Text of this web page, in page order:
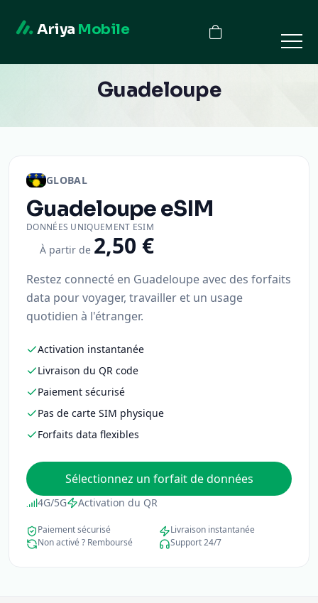
Ariya Mobile
Guadeloupe
GLOBAL
GuadeloupeeSIM
DONNÉES UNIQUEMENT ESIM
À partir de 2,50 €
Restez connecté en Guadeloupe avec des forfaits
data pour voyager, travailler et un usage
quotidien à l'étranger.
Activation instantanée
Livraison du QR code
Paiement sécurisé
Pas de carte SIM physique
Forfaits data flexibles
Sélectionnez un forfait de données
4G/5G Activation du QR
Paiement sécurisé
Livraison instantanée
Non activé ? Remboursé
Support 24/7